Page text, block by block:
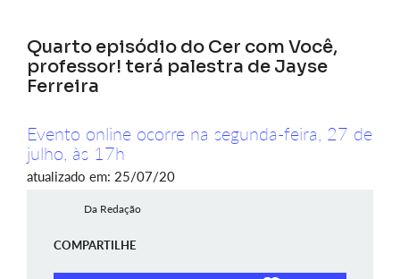
Quarto episódio do Cer com Você,
professor! terá palestra de Jayse
Ferreira
Evento online ocorre na segunda-feira, 27 de
julho, às 17h
atualizado em: 25/07/20
Da Redação
COMPARTILHE